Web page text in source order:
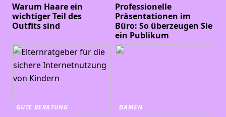
Warum Haare ein
wichtiger Teil des
Outfits sind
Professionelle
Präsentationen im
Büro: So überzeugen Sie
ein Publikum
GUTE BERATUNG DAMEN